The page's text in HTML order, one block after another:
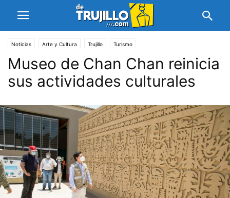
Noticias Arte y Cultura Trujillo Turismo
Museo de Chan Chan reinicia
sus actividades culturales